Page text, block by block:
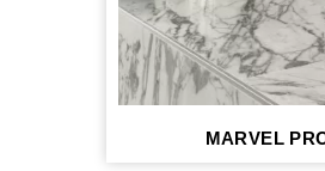
MARVEL